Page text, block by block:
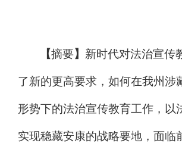
【摘要】 新时代对法治宣传
了新的更高要求，如何在我州涉
形势下的法治宣传教育工作， 以
实现稳藏安康的战略要地 ，面临